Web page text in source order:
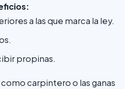
a las que marca la ley.
propinas.
carpintero o las ganas